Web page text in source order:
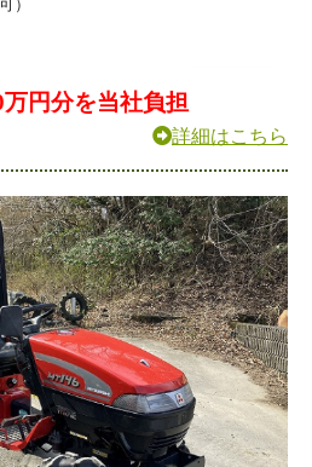
）
円分を当社負担
詳細はこちら